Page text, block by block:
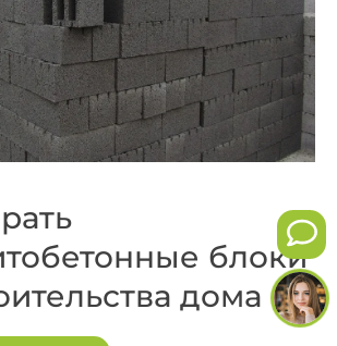
блоки
дома